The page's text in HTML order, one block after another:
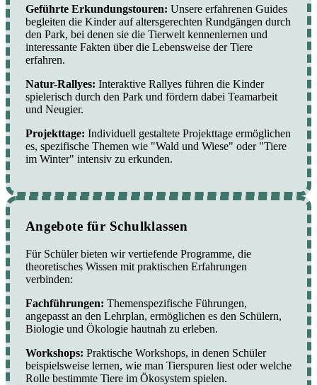
Geführte Erkundungstouren: Unsere erfahrenen Guides
begleiten die Kinder auf altersgerechten Rundgängen durch
den Park, bei denen sie die Tierwelt kennenlernen und
interessante Fakten über die Lebensweise der Tiere
erfahren.
Natur-Rallyes: Interaktive Rallyes führen die Kinder
spielerisch durch den Park und fördern dabei Teamarbeit
und Neugier.
Projekttage: Individuell gestaltete Projekttage ermöglichen
es, spezifische Themen wie "Wald und Wiese" oder "Tiere
im Winter" intensiv zu erkunden.
Angebote für Schulklassen
Für Schüler bieten wir vertiefende Programme, die
theoretisches Wissen mit praktischen Erfahrungen
verbinden:
Fachführungen: Themenspezifische Führungen,
angepasst an den Lehrplan, ermöglichen es den Schülern,
Biologie und Ökologie hautnah zu erleben.
Workshops: Praktische Workshops, in denen Schüler
beispielsweise lernen, wie man Tierspuren liest oder welche
Rolle bestimmte Tiere im Ökosystem spielen.